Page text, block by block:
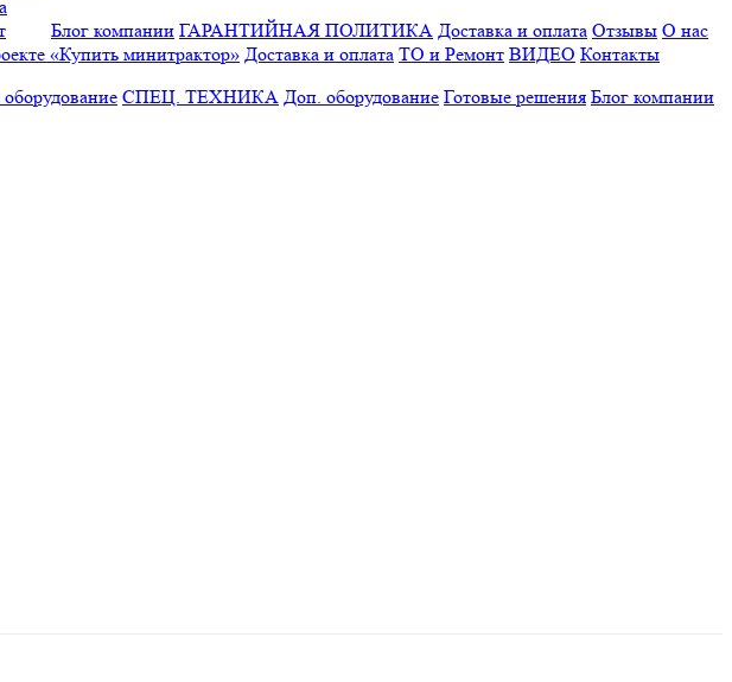
Блог компании ГАРАНТИЙНАЯ ПОЛИТИКА Доставка и оплата Отзывы О нас
«Купить минитрактор» Доставка и оплата ТО и Ремонт ВИДЕО Контакты
СПЕЦ. ТЕХНИКА Доп. оборудование Готовые решения Блог компании